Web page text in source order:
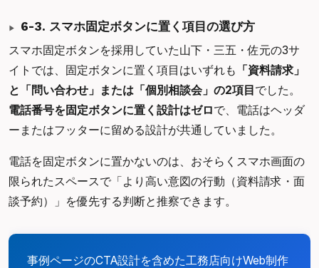
6-3. スマホ固定ボタンに置く項目の選び方
スマホ固定ボタンを採用していた山下・三五・佐元の3サ
イトでは、固定ボタンに置く項目はいずれも 「資料請求」
と「問い合わせ」または「個別相談会」の2項目でした。
電話番号を固定ボタンに置く設計はゼロで、電話はヘッダ
ーまたはフッターに留める設計が共通していました。
電話を固定ボタンに置かないのは、おそらくスマホ画面の
限られたスペースで「より高い意図の行動（資料請求・面
談予約）」を優先する判断と推察できます。
事例ページのCTA設計を含めた工務店向けWeb制作